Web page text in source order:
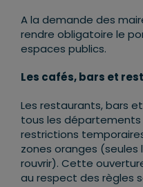
A la demande des
rendre obligatoire le
espaces publics.
Les cafés, bars et
Les restaurants, bars
tous les départements
restrictions
zones oranges
rouvrir). Cette
au respect des règles